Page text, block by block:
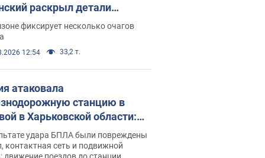
раскрыл детали
Фото и видео
фиксирует несколько очагов
12:54 33,2 т.
атаковала
станцию в
в Харьковской области:
и раненые
удара БПЛА были повреждены
контактная сеть и подвижной